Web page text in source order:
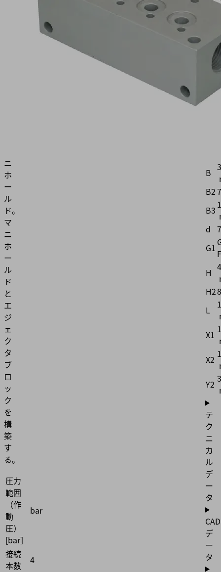
ニ
ホ
ー
ル
ド。
マ
ニ
ホ
ー
ル
ド
と
エ
ジ
ェ
ク
タ
ブ
ロ
ッ
ク
を
構
築
す
る。
圧力
範囲
（作
動
圧）
[bar］
bar
接続
本数
4
B
B2
B3
d
G1 F
H
H2
L
X1
X2
Y2
テ
ク
ニ
カ
ル
デ
ー
タ
CAD
デ
ー
タ